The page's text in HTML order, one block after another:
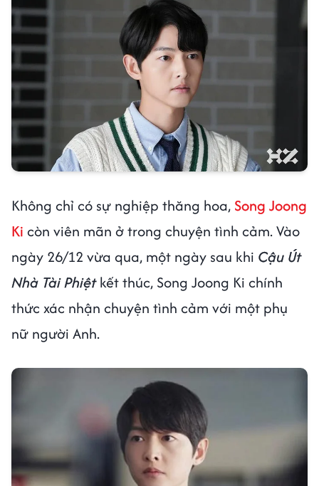
Không chỉ có sự nghiệp thăng hoa, Song Joong
Ki còn viên mãn ở trong chuyện tình cảm. Vào
ngày 26/12 vừa qua, một ngày sau khi Cậu Út
Nhà Tài Phiệtkết thúc, Song Joong Ki chính
thức xác nhận chuyện tình cảm với một phụ
nữ người Anh.